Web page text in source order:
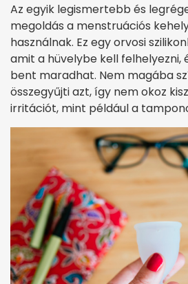
Az egyik legismertebb és
megoldás a menstruációs
használnak. Ez egy orvosi
amit a hüvelybe kell felhelyezni,
bent maradhat. Nem magába
összegyűjti azt, így nem okoz
irritációt, mint például a